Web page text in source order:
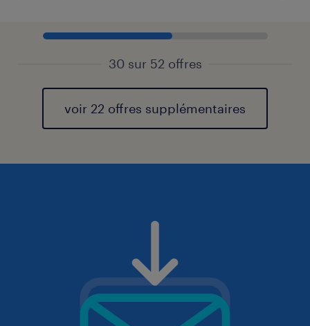
30 sur 52 offres
voir 22 offres supplémentaires